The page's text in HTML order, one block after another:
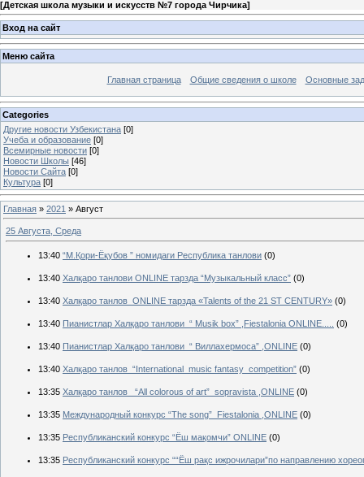
[Детская школа музыки и искусств №7 города Чирчика]
Вход на сайт
Меню сайта
Главная страница Общие сведения о школе Основные
Categories
Другие новости Узбекистана [0]
Учеба и образование [0]
Всемирные новости [0]
Новости Школы [46]
Новости Сайта [0]
Культура [0]
Главная » 2021 » Август
25 Августа, Среда
13:40 “М.Қори-Ёқубов ” номидаги Республика танлови (0)
13:40 Халқаро танлови ONLINE тарзда “Музыкальный класс” (0)
13:40 Халқаро танлов ONLINE тарзда «Talents of the 21 ST CENTURY» (0)
13:40 Пианистлар Халқаро танлови “ Musik box” ,Fiestalonia ONLINE..... (0)
13:40 Пианистлар Халқаро танлови “ Виллахермоса” ,ONLINE (0)
13:40 Халқаро танлов “International music fantasy competition” (0)
13:35 Халқаро танлов “All colorous of art” sopravista ,ONLINE (0)
13:35 Международный конкурс “The song” Fiestalonia ,ONLINE (0)
13:35 Республиканский конкурс “Ёш мақомчи” ONLINE (0)
13:35 Республиканский конкурс ““Ёш рақс ижрочилари”по направлению